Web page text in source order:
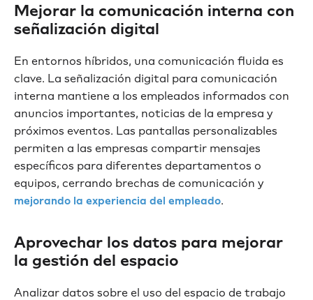
Mejorar la comunicación interna con
señalización digital
En entornos híbridos, una comunicación fluida es
clave. La señalización digital para comunicación
interna mantiene a los empleados informados con
anuncios importantes, noticias de la empresa y
próximos eventos. Las pantallas personalizables
permiten a las empresas compartir mensajes
específicos para diferentes departamentos o
equipos, cerrando brechas de comunicación y
mejorando la experiencia del empleado.
Aprovechar los datos para mejorar
la gestión del espacio
Analizar datos sobre el uso del espacio de trabajo